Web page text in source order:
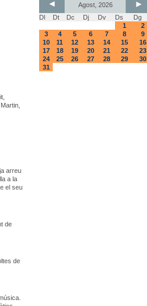
arreu
a la
el seu
de
de
Agost, 2026
Dl
Dt Dc Dj Dv Ds
Dg
1
2
3
4 5 6 7 8
9
10
11 12 13 14 15
16
17
18 19 20 21 22
23
24
25 26 27 28 29
30
31